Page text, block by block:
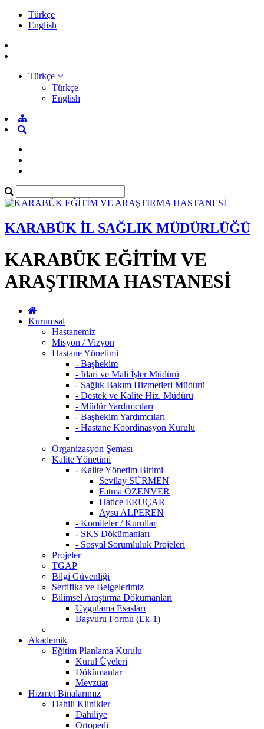
Türkçe
English
Türkçe
Türkçe
English
KARABÜK İL SAĞLIK MÜDÜRLÜĞÜ
KARABÜK EĞİTİM VE
ARAŞTIRMA HASTANESİ
Kurumsal
Hastanemiz
Misyon / Vizyon
Hastane Yönetimi
- Başhekim
- İdari ve Mali İşler Müdürü
- Sağlık Bakım Hizmetleri Müdürü
- Destek ve Kalite Hiz. Müdürü
- Müdür Yardımcıları
- Başhekim Yardımcıları
- Hastane Koordinasyon Kurulu
Organizasyon Şeması
Kalite Yönetimi
- Kalite Yönetim Birimi
Sevilay SÜRMEN
Fatma ÖZENVER
Hatice ERUÇAR
Aysu ALPEREN
- Komiteler / Kurullar
- SKS Dökümanları
- Sosyal Sorumluluk Projeleri
Projeler
TGAP
Bilgi Güvenliği
Sertifika ve Belgelerimiz
Bilimsel Araştırma Dökümanları
Uygulama Esasları
Başvuru Formu (Ek-1)
Akademik
Eğitim Planlama Kurulu
Kurul Üyeleri
Dökümanlar
Mevzuat
Hizmet Binalarımız
Dahili Klinikler
Dahiliye
Ortopedi